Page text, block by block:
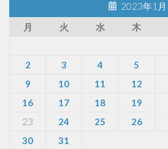
2023年1月
月
火 水 木
2
3 4 5
9
10 11 12
16
17 18 19
23
24 25 26
30
31